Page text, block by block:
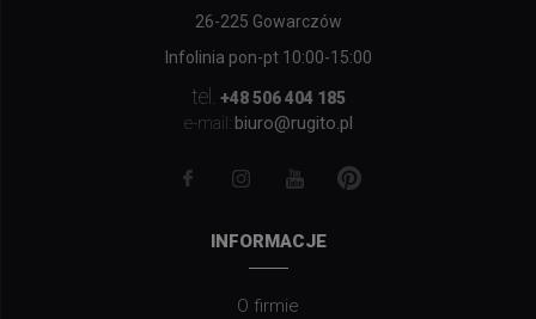
26-225 Gowarczów
Infolinia pon-pt 10:00-15:00
tel. +48 506 404 185
e-mail: biuro@rugito.pl
INFORMACJE
O firmie